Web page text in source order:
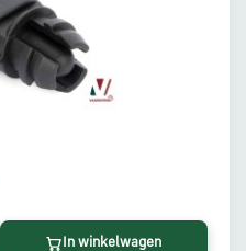
In winkelwagen